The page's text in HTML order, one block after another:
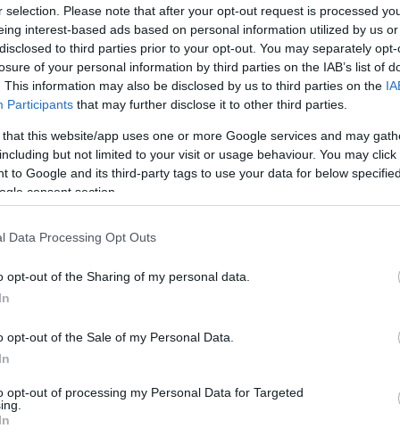
selection. Please note that after your opt-out request is processed
interest-based ads based on personal information utilized by us
to third parties prior to your opt-out. You may separately
of your personal information by third parties on the IAB’s list of
This information may also be disclosed by us to third parties on the
Participants that may further disclose it to other third parties.
that this website/app uses one or more Google services and may
but not limited to your visit or usage behaviour. You may
to Google and its third-party tags to use your data for below
consent section.
Data Processing Opt Outs
opt-out of the Sharing of my personal data.
opt-out of the Sale of my Personal Data.
opt-out of processing my Personal Data for Targeted
Az elmúlt években a Harry Potter-láz új színezetet
adott az ifjúsági könyvek piacának. A fiatalok
körében nagy népszerűségnek örvendő könyvek,
amilyenek a varázslótanonc történetei voltak,
vagy manapság a vámpírokról szóló olvasmányok,
egyre divatosabb elfoglaltsággá teszik az olvasást.
A 10 év fölötti gyerekek – akiknek az iskolában
már nem tanítják önálló tantárgyként az olvasást
–, ezeken a regényeken keresztül mégis
kapcsolatban maradhatnak a könyvek világával. Ez
az olvasást, így felnőtt korban is
legnagyobb könyvkereskedelmi hálózatok
korábban a toplisták élén a kisebb, 3-6 éves
szerepeltek, addig a mostani statisztika
olyan is van, amelyeket 10 éves vagy annál